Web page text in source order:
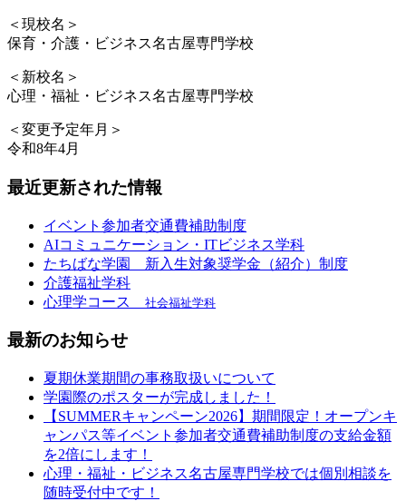
＜現校名＞
保育・介護・ビジネス名古屋専門学校
＜新校名＞
心理・福祉・ビジネス名古屋専門学校
＜変更予定年月＞
令和8年4月
最近更新された情報
イベント参加者交通費補助制度
AIコミュニケーション・ITビジネス学科
たちばな学園 新入生対象奨学金（紹介）制度
介護福祉学科
心理学コース 社会福祉学科
最新のお知らせ
夏期休業期間の事務取扱いについて
学園際のポスターが完成しました！
【SUMMERキャンペーン2026】期間限定！オープンキ
ャンパス等イベント参加者交通費補助制度の支給金額
を2倍にします！
心理・福祉・ビジネス名古屋専門学校では個別相談を
随時受付中です！